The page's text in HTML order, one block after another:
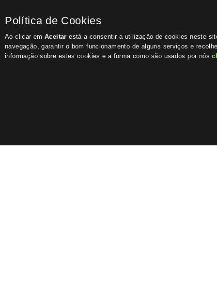
Política de Cookies
Ao clicar emAceitar está a consentir a utilização de cookies neste
navegação, garantir o bom funcionamento de alguns serviços e
informação sobre estes cookies e a forma como são usados por nós